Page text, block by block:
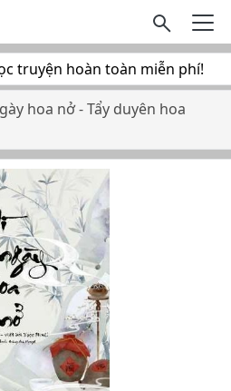
truyện hoàn toàn miễn phí!
hoa nở - Tẩy duyên hoa